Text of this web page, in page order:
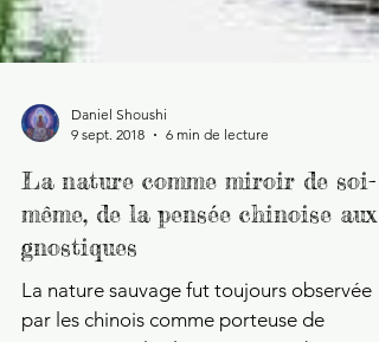
Daniel Shoushi
9 sept. 2018
6 min de lecture
La nature comme miroir de soi-
même, de la pensée chinoise aux